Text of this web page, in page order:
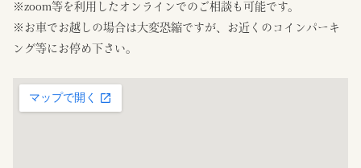
※zoom等を利用したオンラインでのご相談も可能です。
※お車でお越しの場合は大変恐縮ですが、お近くのコインパーキ
ング等にお停め下さい。